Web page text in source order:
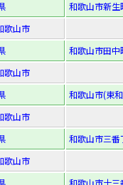
和歌山市新
歌山市
和歌山市田
歌山市
和歌山市(東
歌山市
和歌山市三番
歌山市
和歌山市十